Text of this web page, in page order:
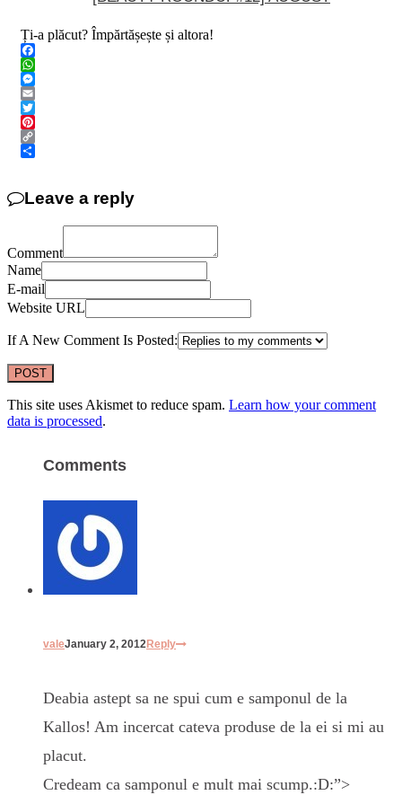
Ți-a plăcut? Împărtășește și altora!
Facebook
WhatsApp
Messenger
Email
Twitter
Pinterest
Copy
Leave a reply
Comment
Name
E-mail
Website URL
If A New Comment Is Posted:
This site uses Akismet to reduce spam. Learn how your comment
data is processed.
Comments
valeJanuary 2, 2012Reply
Deabia astept sa ne spui cum e samponul de la
Kallos! Am incercat cateva produse de la ei si mi au
placut.
Credeam ca samponul e mult mai scump.:D:”>